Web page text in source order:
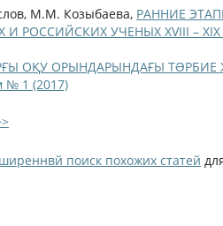
М.М. Козыбаева, РАННИЕ
РОССИЙСКИХ УЧЕНЫХ XVIII – XIX
ОҚУ ОРЫНДАРЫНДАҒЫ
№ 1 (2017)
поиск похожих статей